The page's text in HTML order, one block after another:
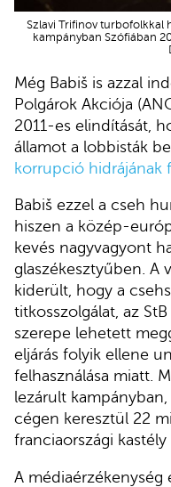
Szlavi Trifinov turbofolkkal
kampányban Szófiában
Még Babiš is azzal
Polgárok Akciója
2011-es elindítását,
államot a lobbisták
korrupció hidrájának
Babiš ezzel a cseh
hiszen a közép-
kevés nagyvagyont
glaszékesztyűben. A
kiderült, hogy a
titkosszolgálat, az
szerepe lehetett
eljárás folyik ellene
felhasználása miatt.
lezárult
cégen keresztül 22
franciaországi kastély
A médiaérzékenység